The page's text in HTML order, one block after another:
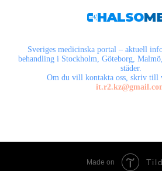
Sveriges medicinska portal – aktuell
behandling i Stockholm, Göteborg,
städer.
Om du vill kontakta oss, skriv till
Made on